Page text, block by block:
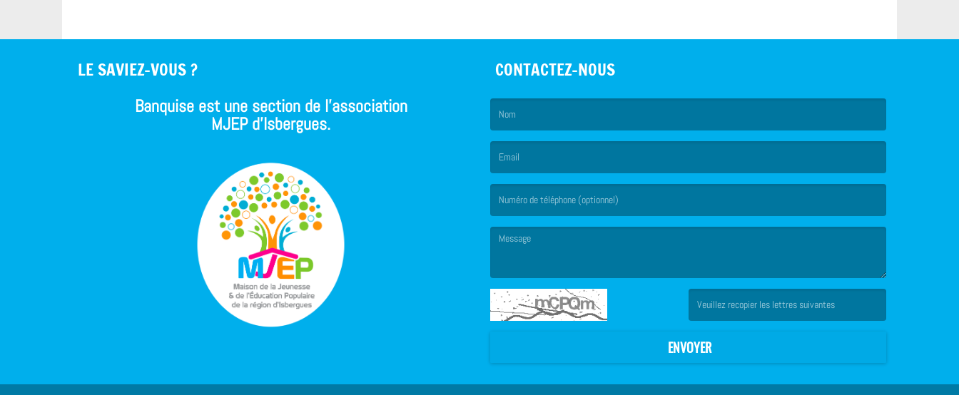
LE SAVIEZ-VOUS ?
Banquise est une section de l'association
MJEP d'Isbergues.
CONTACTEZ-NOUS
ENVOYER